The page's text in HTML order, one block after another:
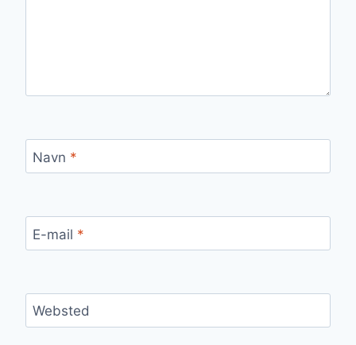
Navn *
E-mail *
Websted